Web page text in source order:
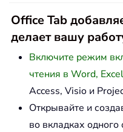
Office Tab
делает вашу
Включите режим
чтения в Word,
Access, Visio и
Открывайте и
во вкладках